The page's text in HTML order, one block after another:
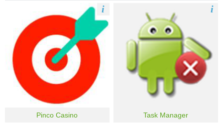
Pinco Casino
i
Task Manager
i